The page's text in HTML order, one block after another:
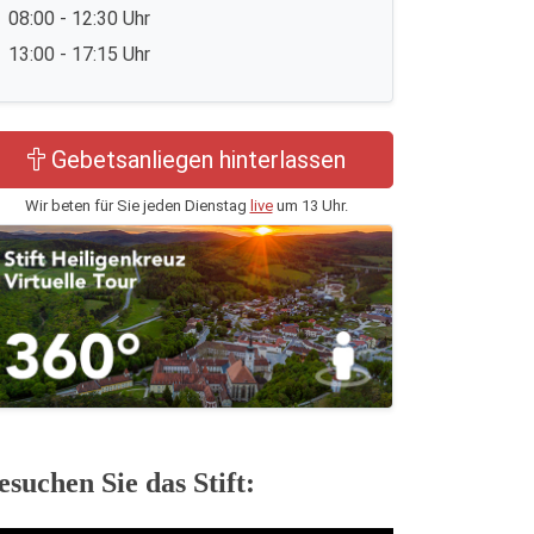
08:00 - 12:30 Uhr
13:00 - 17:15 Uhr
Gebetsanliegen hinterlassen
Wir beten für Sie jeden Dienstag liveum 13 Uhr.
Sie das Stift: